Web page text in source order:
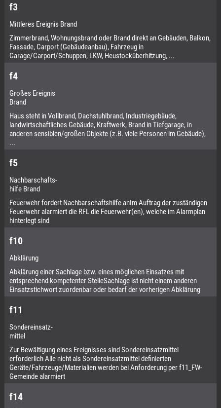
f3
Mittleres Ereignis Brand
Zimmerbrand, Wohnungsbrand oder Brand direkt an Gebäuden, Balkon,
Fassade, Carport (Gebäudeanbau), Fahrzeug in
Garage/Carport/Schuppen, LKW, Heustocküberhitzung, ...
f4
Großes Ereignis
Brand
Haus steht in Vollbrand, Dachstuhlbrand, Industriegebäude,
landwirtschaftliches Gebäude, Kraftwerk, Brand in Tiefgarage, in
anderen sensiblen/großen Objekte (z.B. viele Personen im Gebäude),
...
f5
Nachbarschafts-
hilfe Brand
Feuerwehr fordert Nachbarschaftshilfe anIm Auftrag der zuständigen
Feuerwehr alarmiert die RFL die Feuerwehr(en), welche im Alarmplan
hinterlegt sind
f10
Abklärung
Abklärung einer Sachlage bzw. eines möglichen Einsatzes mit
entsprechend kompetenter StelleSachlage ist nicht einem anderen
Einsatzstichwort zuordenbar oder bedarf der vorherigen Abklärung
f11
Sondereinsatz-
mittel
Zur Bewältigung eines Ereignisses sind Sondereinsatzmittel
erforderlich Alle nicht als Sondereinsatzmittel definierten
Geräte/Fahrzeuge/Materialien werden bei Anforderung per f11_FW-
Gemeinde alarmiert
f14